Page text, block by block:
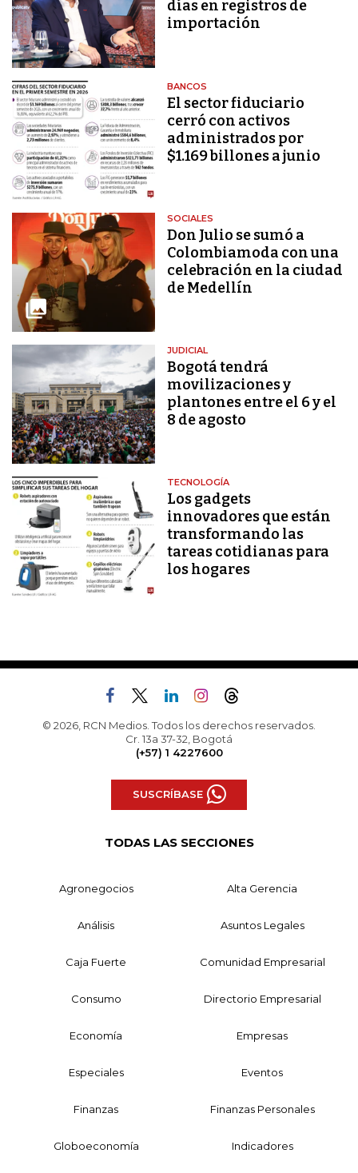
días en registros de
importación
BANCOS
El sector fiduciario
cerró con activos
administrados por
$1.169 billones a junio
SOCIALES
Don Julio se sumó a
Colombiamoda con una
celebración en la ciudad
de Medellín
JUDICIAL
Bogotá tendrá
movilizaciones y
plantones entre el 6 y el
8 de agosto
TECNOLOGÍA
Los gadgets
innovadores que están
transformando las
tareas cotidianas para
los hogares
© 2026, RCN Medios. Todos los derechos reservados.
Cr. 13a 37-32, Bogotá
(+57) 1 4227600
SUSCRÍBASE
TODAS LAS SECCIONES
Agronegocios Alta Gerencia
Análisis Asuntos Legales
Caja Fuerte Comunidad Empresarial
Consumo Directorio Empresarial
Economía Empresas
Especiales Eventos
Finanzas Finanzas Personales
Globoeconomía Indicadores